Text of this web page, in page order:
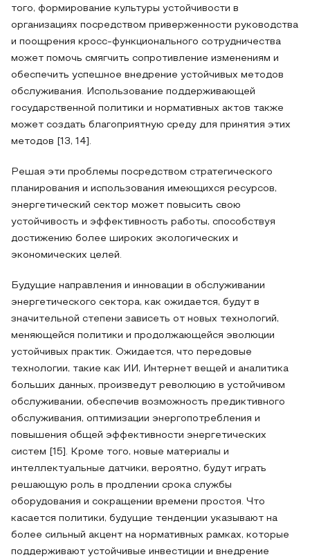
того, формирование культуры устойчивости в
организациях посредством приверженности руководства
и поощрения кросс-функционального сотрудничества
может помочь смягчить сопротивление изменениям и
обеспечить успешное внедрение устойчивых методов
обслуживания. Использование поддерживающей
государственной политики и нормативных актов также
может создать благоприятную среду для принятия этих
методов [13, 14].
Решая эти проблемы посредством стратегического
планирования и использования имеющихся ресурсов,
энергетический сектор может повысить свою
устойчивость и эффективность работы, способствуя
достижению более широких экологических и
экономических целей.
Будущие направления и инновации в обслуживании
энергетического сектора, как ожидается, будут в
значительной степени зависеть от новых технологий,
меняющейся политики и продолжающейся эволюции
устойчивых практик. Ожидается, что передовые
технологии, такие как ИИ, Интернет вещей и аналитика
больших данных, произведут революцию в устойчивом
обслуживании, обеспечив возможность предиктивного
обслуживания, оптимизации энергопотребления и
повышения общей эффективности энергетических
систем [15]. Кроме того, новые материалы и
интеллектуальные датчики, вероятно, будут играть
решающую роль в продлении срока службы
оборудования и сокращении времени простоя. Что
касается политики, будущие тенденции указывают на
более сильный акцент на нормативных рамках, которые
поддерживают устойчивые инвестиции и внедрение